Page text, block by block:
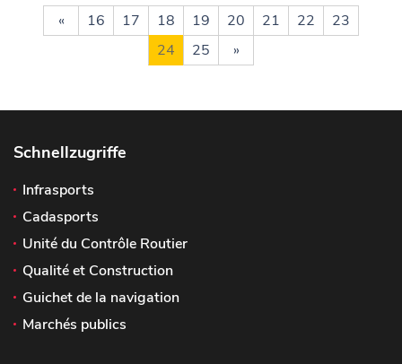
« 16 17 18 19 20 21 22
23
24
25 »
Schnellzugriffe
Infrasports
Cadasports
Unité du Contrôle Routier
Qualité et Construction
Guichet de la navigation
Marchés publics